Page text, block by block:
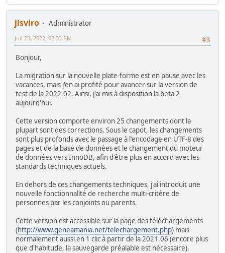
jlsviro
Administrator
#3
Juil 23, 2022, 02:33 PM
Bonjour,
La migration sur la nouvelle plate-forme est en pause avec les
vacances, mais j'en ai profité pour avancer sur la version de
test de la 2022.02. Ainsi, j'ai mis à disposition la beta 2
aujourd'hui.
Cette version comporte environ 25 changements dont la
plupart sont des corrections. Sous le capot, les changements
sont plus profonds avec le passage à l'encodage en UTF-8 des
pages et de la base de données et le changement du moteur
de données vers InnoDB, afin d'être plus en accord avec les
standards techniques actuels.
En dehors de ces changements techniques, j'ai introduit une
nouvelle fonctionnalité de recherche multi-critère de
personnes par les conjoints ou parents.
Cette version est accessible sur la page des téléchargements
(http://www.geneamania.net/telechargement.php) mais
normalement aussi en 1 clic à partir de la 2021.06 (encore plus
que d'habitude, la sauvegarde préalable est nécessaire).